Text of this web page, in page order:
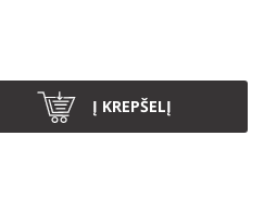
Į KREPŠELĮ